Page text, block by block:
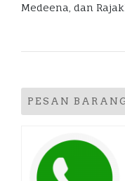
Medeena, dan
PESAN